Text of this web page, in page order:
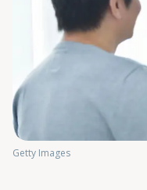
Getty Images